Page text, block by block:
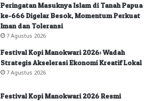
Peringatan Masuknya Islam di Tanah Papua
ke-666 Digelar Besok, Momentum Perkuat
Iman dan Toleransi
7 Agustus 2026
Festival Kopi Manokwari 2026: Wadah
Strategis Akselerasi Ekonomi Kreatif Lokal
7 Agustus 2026
Festival Kopi Manokwari 2026 Resmi